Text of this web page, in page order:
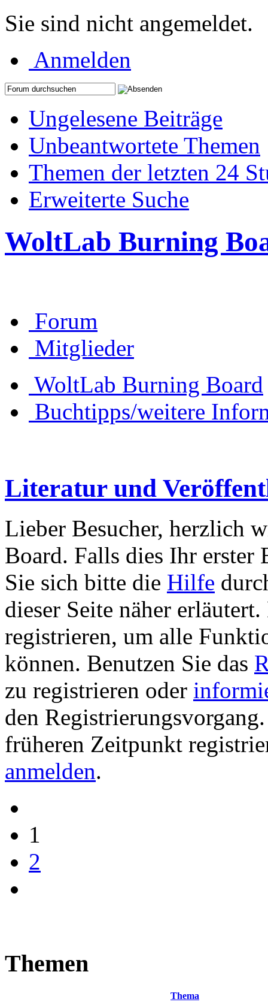
Sie sind nicht angemeldet.
Anmelden
Ungelesene Beiträge
Unbeantwortete Themen
Themen der letzten 24
Erweiterte Suche
WoltLab Burning
Forum
Mitglieder
WoltLab Burning Board
Buchtipps/weitere
Literatur und
Lieber Besucher, herzlich
Board. Falls dies Ihr erster
Sie sich bitte die Hilfe
dieser Seite näher
registrieren, um alle
können. Benutzen Sie das
zu registrieren oder
den
früheren Zeitpunkt
anmelden.
1
2
Themen
Thema